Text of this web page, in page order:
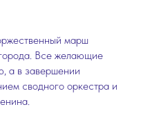
марш
Все желающие
а в завершении
сводного оркестра и